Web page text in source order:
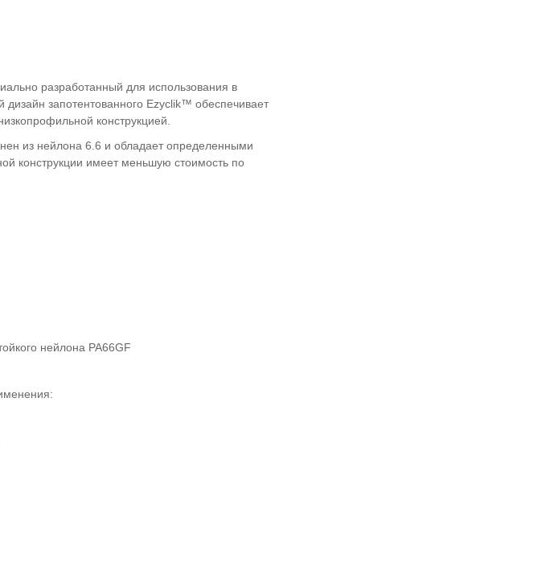
разработанный для использования в
дизайн запотентованного Ezyclik™ обеспечивает
конструкцией.
из нейлона 6.6 и обладает определенными
конструкции имеет меньшую стоимость по
нейлона PA66GF